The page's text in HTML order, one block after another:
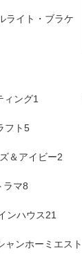
ライト・ブラケ
ィング1
フト5
＆アイビー2
ラマ8
ンハウス21
ャンホーミエスト